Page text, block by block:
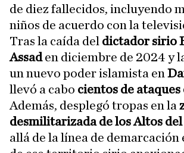
de diez fallecidos, incluyendo
niños de acuerdo con la
Tras la caída del dictador sirio
Assaden diciembre de 2024 y
un nuevo poder islamista en
llevó a cabo cientos de ataques
Además, desplegó tropas en la
desmilitarizada de los Altos
allá de la línea de